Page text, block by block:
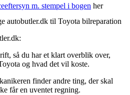
m. stempel i bogen her
autobutler.dk til Toyota bilreparation
så du har et klart overblik over,
og hvad det vil koste.
finder andre ting, der skal
får en uventet regning.